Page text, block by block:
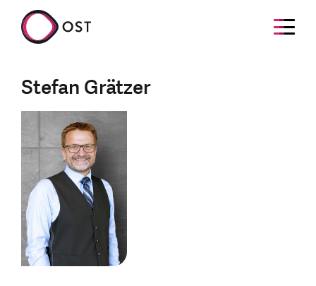
Stefan Grätzer